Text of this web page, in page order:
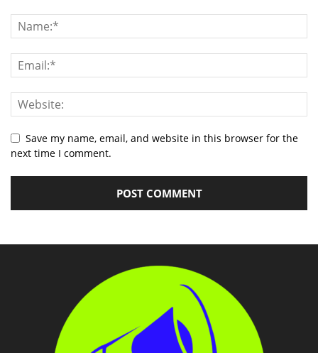
Save my name, email, and website in this browser for the
next time I comment.